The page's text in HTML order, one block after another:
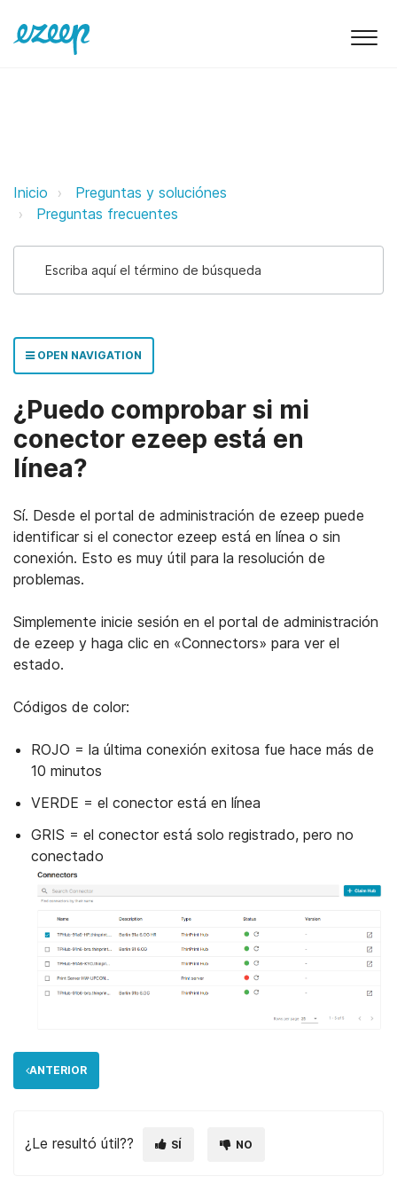
¿Puedo comprobar si mi
Inicio
Preguntas y soluciónes
Preguntas frecuentes
OPEN NAVIGATION
¿Puedo comprobar si mi
conector ezeep está en
línea?
Sí. Desde el portal de administración de ezeep puede
identificar si el conector ezeep está en línea o sin
conexión. Esto es muy útil para la resolución de
problemas.
Simplemente inicie sesión en el portal de administración
de ezeep y haga clic en «Connectors» para ver el
estado.
Códigos de color:
ROJO = la última conexión exitosa fue hace más de
10 minutos
VERDE = el conector está en línea
GRIS = el conector está solo registrado, pero no
conectado
ANTERIOR
¿Le resultó útil?? SÍ NO